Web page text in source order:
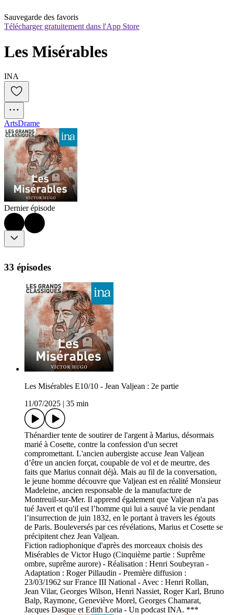
Sauvegarde des favoris
Télécharger gratuitement dans l'App Store
Les Misérables
INA
ArtsDrame
Dernier épisode
33 épisodes
Les Misérables E10/10 - Jean Valjean : 2e partie
11/07/2025
35 min
Thénardier tente de soutirer de l'argent à Marius, désormais
marié à Cosette, contre la confession d'un secret
compromettant. L'ancien aubergiste accuse Jean Valjean
d’être un ancien forçat, coupable de vol et de meurtre, des
faits que Marius connait déjà. Mais au fil de la conversation,
le jeune homme découvre que Valjean est en réalité Monsieur
Madeleine, ancien responsable de la manufacture de
Montreuil-sur-Mer. Il apprend également que Valjean n'a pas
tué Javert et qu'il est l’homme qui lui a sauvé la vie pendant
l’insurrection de juin 1832, en le portant à travers les égouts
de Paris. Bouleversés par ces révélations, Marius et Cosette se
précipitent chez Jean Valjean.
Fiction radiophonique d'après des morceaux choisis des
Misérables de Victor Hugo (Cinquième partie : Suprême
ombre, suprême aurore) - Réalisation : Henri Soubeyran -
Adaptation : Roger Pillaudin - Première diffusion :
23/03/1962 sur France III National - Avec : Henri Rollan,
Jean Vilar, Georges Wilson, Henri Nassiet, Roger Karl, Bruno
Balp, Raymone, Geneviève Morel, Georges Chamarat,
Jacques Dasque et Edith Loria - Un podcast INA. ***